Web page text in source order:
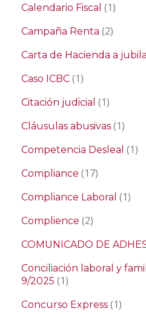
Calendario Fiscal (1)
Campaña Renta (2)
Carta de Hacienda a
Caso ICBC (1)
Citación judicial (1)
Cláusulas abusivas (1)
Competencia Desleal (1)
Compliance (17)
Compliance Laboral (1)
Complience (2)
COMUNICADO DE
Conciliación laboral y
9/2025 (1)
Concurso Express (1)